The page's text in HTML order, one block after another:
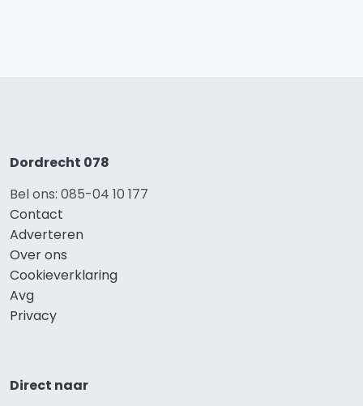
Dordrecht 078
Bel ons: 085-04 10 177
Contact
Adverteren
Over ons
Cookieverklaring
Avg
Privacy
Direct naar